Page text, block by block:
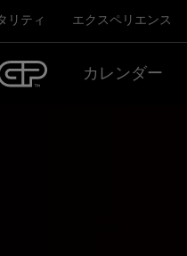
リティ エクスペリエンス
カレンダー